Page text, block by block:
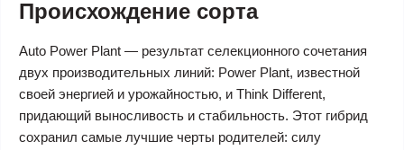
Происхождение сорта
Auto Power Plant — результат селекционного сочетания
двух производительных линий: Power Plant, известной
своей энергией и урожайностью, и Think Different,
придающий выносливость и стабильность. Этот гибрид
сохранил самые лучшие черты родителей: силу